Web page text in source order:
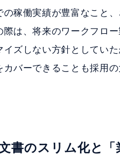
の稼働実績が豊富なこと
際は、将来のワークフロ
イズしない方針としてい
カバーできることも採用の
書のスリム化と